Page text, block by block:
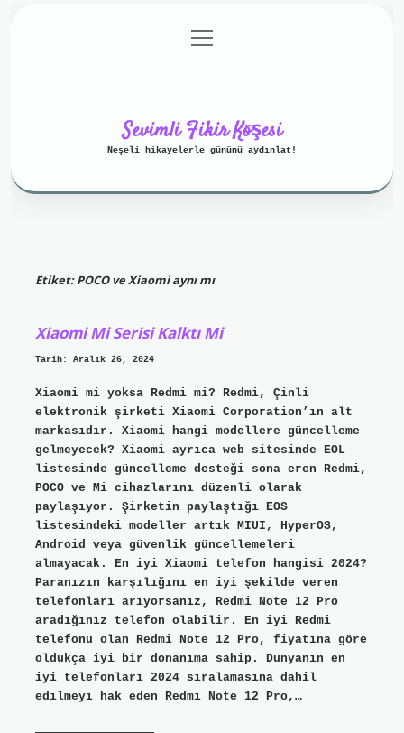
Gizlilik Politikası
menüyü
aç
Sevimli Fikir Köşesi
Neşeli hikayelerle gününü aydınlat!
Etiket:POCO ve Xiaomi aynı mı
Xiaomi Mi Serisi Kalktı Mi
Tarih: Aralık 26, 2024
Xiaomi mi yoksa Redmi mi? Redmi, Çinli
elektronik şirketi Xiaomi Corporation’ın alt
markasıdır. Xiaomi hangi modellere güncelleme
gelmeyecek? Xiaomi ayrıca web sitesinde EOL
listesinde güncelleme desteği sona eren Redmi,
POCO ve Mi cihazlarını düzenli olarak
paylaşıyor. Şirketin paylaştığı EOS
listesindeki modeller artık MIUI, HyperOS,
Android veya güvenlik güncellemeleri
almayacak. En iyi Xiaomi telefon hangisi 2024?
Paranızın karşılığını en iyi şekilde veren
telefonları arıyorsanız, Redmi Note 12 Pro
aradığınız telefon olabilir. En iyi Redmi
telefonu olan Redmi Note 12 Pro, fiyatına göre
oldukça iyi bir donanıma sahip. Dünyanın en
iyi telefonları 2024 sıralamasına dahil
edilmeyi hak eden Redmi Note 12 Pro,…